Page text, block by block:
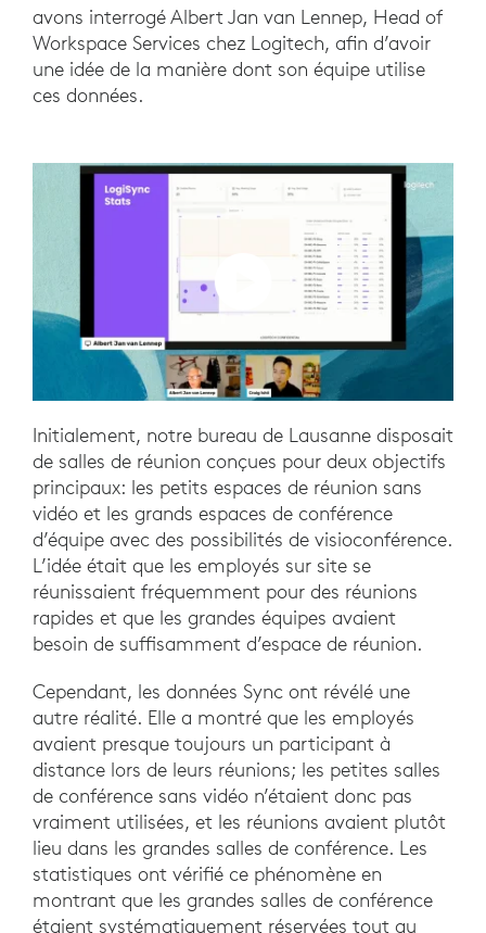
avons interrogé Albert Jan van Lennep, Head of
Workspace Services chez Logitech, afin d’avoir
une idée de la manière dont son équipe utilise
ces données.
Initialement, notre bureau de Lausanne disposait
de salles de réunion conçues pour deux objectifs
principaux: les petits espaces de réunion sans
vidéo et les grands espaces de conférence
d’équipe avec des possibilités de visioconférence.
L’idée était que les employés sur site se
réunissaient fréquemment pour des réunions
rapides et que les grandes équipes avaient
besoin de suffisamment d’espace de réunion.
Cependant, les données Sync ont révélé une
autre réalité. Elle a montré que les employés
avaient presque toujours un participant à
distance lors de leurs réunions; les petites salles
de conférence sans vidéo n’étaient donc pas
vraiment utilisées, et les réunions avaient plutôt
lieu dans les grandes salles de conférence. Les
statistiques ont vérifié ce phénomène en
montrant que les grandes salles de conférence
étaient systématiquement réservées tout au